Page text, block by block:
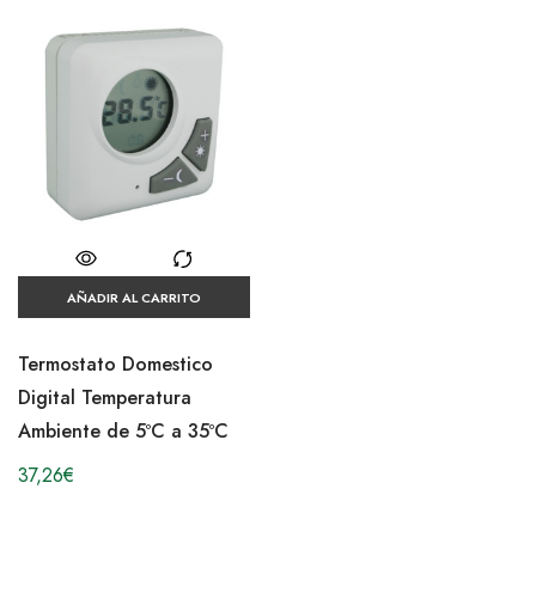
AÑADIR AL CARRITO
Termostato Domestico
Digital Temperatura
Ambiente de 5ºC a 35ºC
37,26€